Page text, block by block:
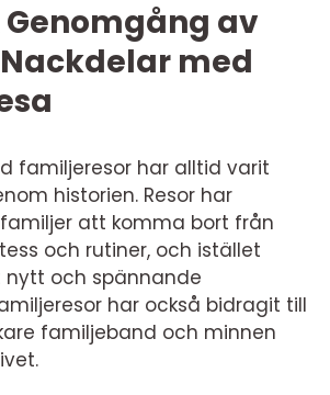
Genomgång av
med
familjeresor har alltid varit
historien. Resor har
att komma bort från
och rutiner, och istället
och spännande
har också bidragit till
familjeband och minnen